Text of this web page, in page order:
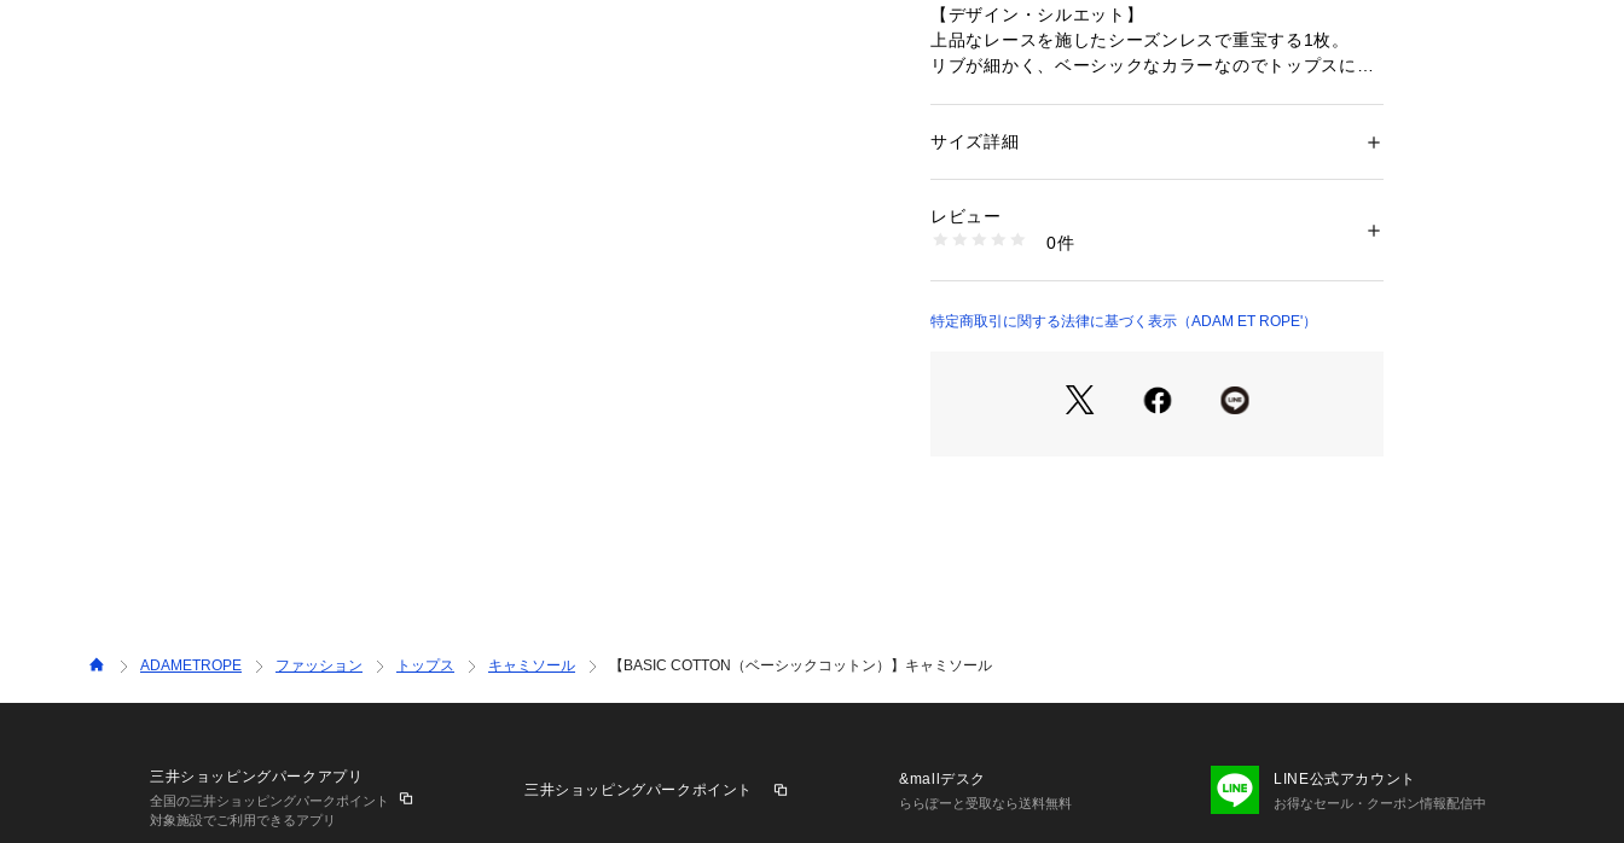
【デザイン・シルエット】
上品なレースを施したシーズンレスで重宝する1枚。
リブが細かく、ベーシックなカラーなのでトップスに響
をカバーしてくれます。
イタリア・ベニス近郊に工場を構えるMAGLIFICIO MA.
控えめに着回しの良いウェア作りを行っているブランド
-----------------------------
生地の厚み：薄手
工、サイズが若干異なる場合がございます。
性別：レディース
商品番号：
GUM14200 （ショップ）
サイズ詳細
レビュー
0件
特定商取引に関する法律に基づく表示（ADAM ET ROPE'）
ADAMETROPE ファッション トップス キャミソール 【BASIC COTTON（ベーシックコットン）】キャミソール
三井ショッピングパークアプリ
全国の三井ショッピングパークポイント
対象施設でご利用できるアプリ
三井ショッピングパークポイント
&mallデスク
ららぽーと受取なら送料無料
LINE公式アカウント
お得なセール・クーポン情報配信中